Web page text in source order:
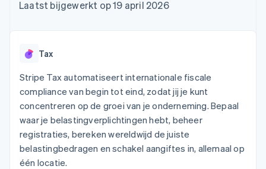
Toegang tot meer
Authorization
Boost
acceptatie
Link
Versneld afrekenen
Financial
Connections
Data gekoppelde
rekeningen
Data Pipeline
Gegevenssynchronisatie
Marktplaatsen
Platforms
Per branche
AI-bedrijven
Creator economy
Gaming
Horeca, reizen en vrije
tijd
bieden
Diensten voorzien en
beheren met agents
Bronnen
App-integraties
Bedrijf
Stripe Press
Contact
Neem contact op
Laatst bijgewerkt op 19 april 2026
Tax
Stripe Tax automatiseert internationale fiscale
compliance van begin tot eind, zodat jij je kunt
concentreren op de groei van je onderneming. Bepaal
waar je belastingverplichtingen hebt, beheer
registraties, bereken wereldwijd de juiste
belastingbedragen en schakel aangiftes in, allemaal op
één locatie.